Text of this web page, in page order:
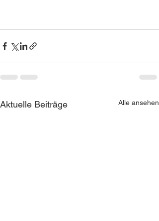
Aktuelle Beiträge Alle ansehen